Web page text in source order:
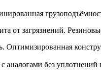
от загрязнений.
Оптимизированная
аналогами без уплотнений